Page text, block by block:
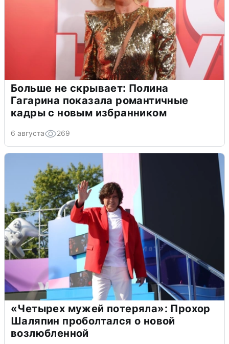
Больше не скрывает: Полина
Гагарина показала романтичные
кадры с новым избранником
6 августа 269
«Четырех мужей потеряла»: Прохор
Шаляпин проболтался о новой
возлюбленной